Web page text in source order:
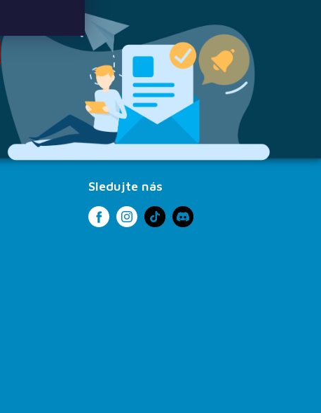
Sledujte nás